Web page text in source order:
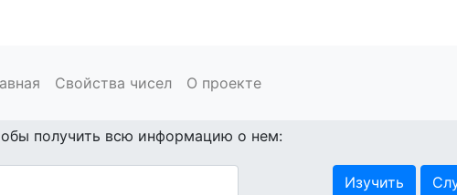
Свойства чисел О проекте
получить всю информацию о нем:
Изучить